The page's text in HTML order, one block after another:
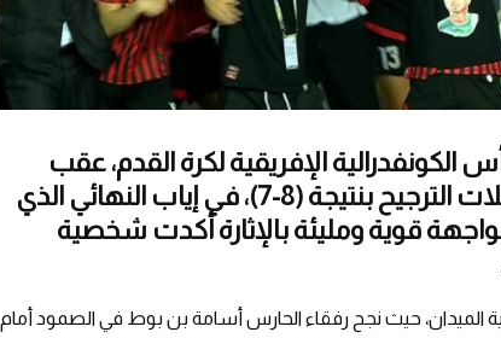
الكونفدرالية الإفريقية لكرة القدم، عقب
فوزه المثير على الزمالك المصري بركلات الترجيح بنتيجة (8-7)، في إياب النهائي الذي
قوية ومليئة بالإثارة أكدت شخصية
الميدان، حيث نجح رفقاء الحارس أسامة بن بوط في الصمود أمام